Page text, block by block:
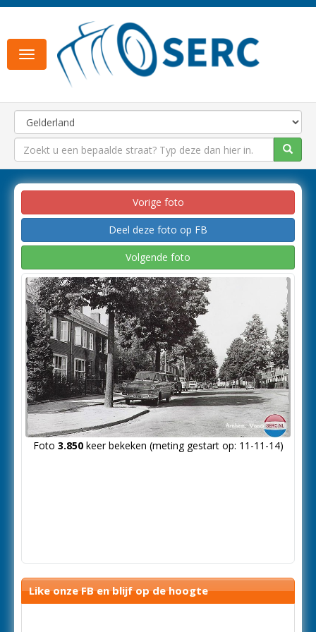
Toggle
navigation
Vorige foto
Deel deze foto op FB
Volgende foto
Foto 3.850keer bekeken (meting gestart op: 11-11-14)
Like onze FB en blijf op de hoogte